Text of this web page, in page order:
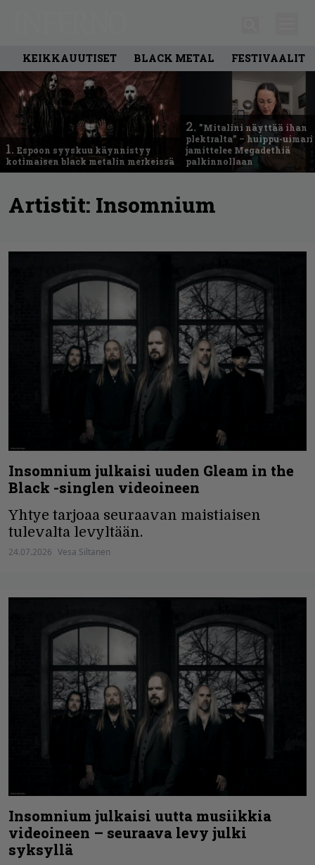
KEIKKAUUTISET BLACK METAL FESTIVAALIT
1. Espoon syyskuu käynnistyy
kotimaisen black metalin merkeissä
2. ”Mitalini näyttää ihan
plektralta” – huippu-uimari
jamittelee Megadethiä
palkinnollaan
Artistit: Insomnium
Insomnium julkaisi uuden Gleam in the
Black -singlen videoineen
Yhtye tarjoaa seuraavan maistiaisen
tulevalta levyltään.
24.07.2026 Vesa Siltanen
Insomnium julkaisi uutta musiikkia
videoineen – seuraava levy julki
syksyllä